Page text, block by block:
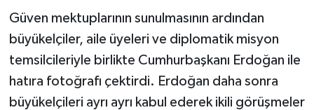
Güven mektuplarının sunulmasının ardından
büyükelçiler, aile üyeleri ve diplomatik misyon
temsilcileriyle birlikte Cumhurbaşkanı Erdoğan ile
hatıra fotoğrafı çektirdi. Erdoğan daha sonra
büyükelçileri ayrı ayrı kabul ederek ikili görüşmeler